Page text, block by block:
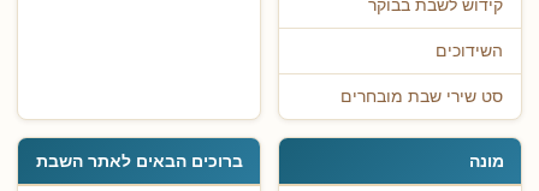
קידוש לשבת בבוקר
השידוכים
סט שירי שבת מובחרים
מונה ברוכים הבאים לאתר השבת